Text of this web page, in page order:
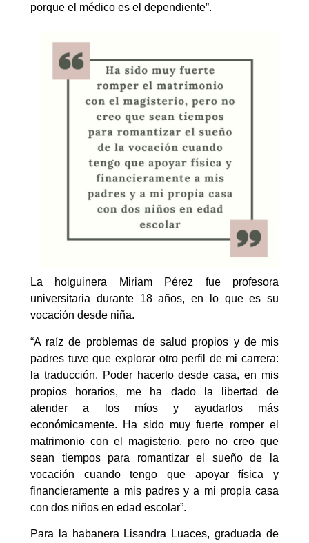
porque el médico es el dependiente”.
La holguinera Miriam Pérez fue profesora
universitaria durante 18 años, en lo que es su
vocación desde niña.
“A raíz de problemas de salud propios y de mis
padres tuve que explorar otro perfil de mi carrera:
la traducción. Poder hacerlo desde casa, en mis
propios horarios, me ha dado la libertad de
atender a los míos y ayudarlos más
económicamente. Ha sido muy fuerte romper el
matrimonio con el magisterio, pero no creo que
sean tiempos para romantizar el sueño de la
vocación cuando tengo que apoyar física y
financieramente a mis padres y a mi propia casa
con dos niños en edad escolar”.
Para la habanera Lisandra Luaces, graduada de